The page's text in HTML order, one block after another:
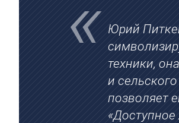
Юрий
техники,
и
позволяет
«Доступное